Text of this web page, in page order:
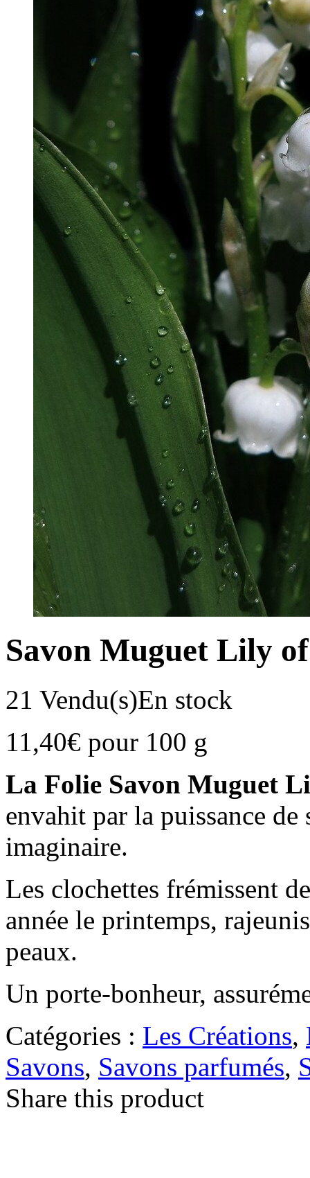
Savon Muguet Lily
21 Vendu(s)En stock
11,40€ pour 100 g
La Folie Savon Muguet
envahit par la puissance
imaginaire.
Les clochettes frémissent
année le printemps,
peaux.
Un porte-bonheur,
Catégories : Les Créations,
Savons, Savons parfumés,
Share this product